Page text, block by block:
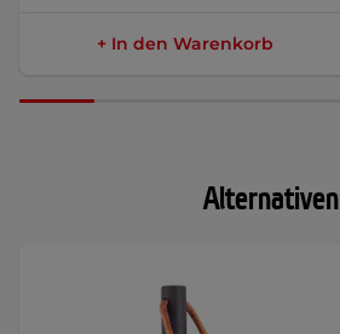
+ In den Warenkorb
Alternativen